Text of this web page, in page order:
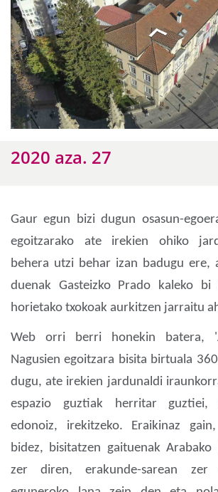
2020 aza. 27
Gaur egun bizi dugun osasun-
egoitzarako ate irekien ohiko
behera utzi behar izan badugu ere,
duenak Gasteizko Prado kaleko bi
horietako txokoak aurkitzen jarraitu
Web orri berri honekin batera,
Nagusien egoitzara bisita birtuala
dugu, ate irekien jardunaldi
espazio guztiak herritar guztiei,
edonoiz, irekitzeko. Eraikinaz
bidez, bisitatzen gaituenak Arabako
zer diren, erakunde-sarean zer